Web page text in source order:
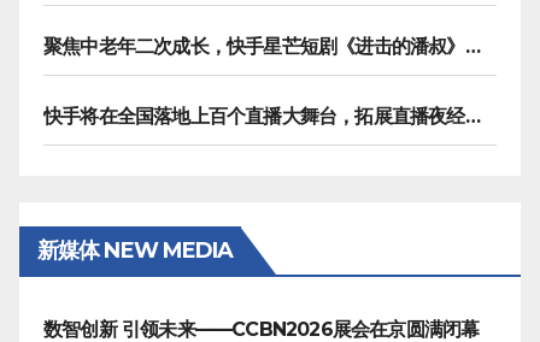
聚焦中老年二次成长，快手星芒短剧《进击的潘叔》诠释银发力量
快手将在全国落地上百个直播大舞台，拓展直播夜经济生态
新媒体 NEW MEDIA
数智创新 引领未来——CCBN2026展会在京圆满闭幕